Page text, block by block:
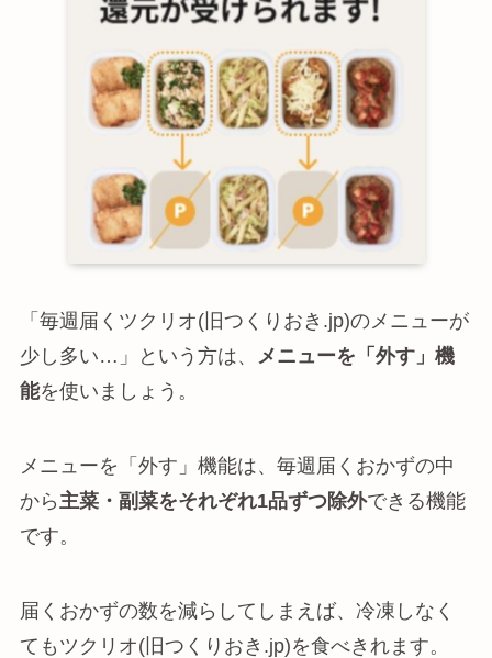
「毎週届くツクリオ(旧つくりおき.jp)のメニューが
少し多い…」という方は、 メニューを「外す」機
能を使いましょう。
メニューを「外す」機能は、毎週届くおかずの中
から 主菜・副菜をそれぞれ1品ずつ除外できる機能
です。
届くおかずの数を減らしてしまえば、冷凍しなく
てもツクリオ(旧つくりおき.jp)を食べきれます。